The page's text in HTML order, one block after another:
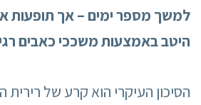
למשך מספר ימים – אך תופעות
היטב באמצעות משככי כאבים
הסיכון העיקרי הוא קרע של רירית